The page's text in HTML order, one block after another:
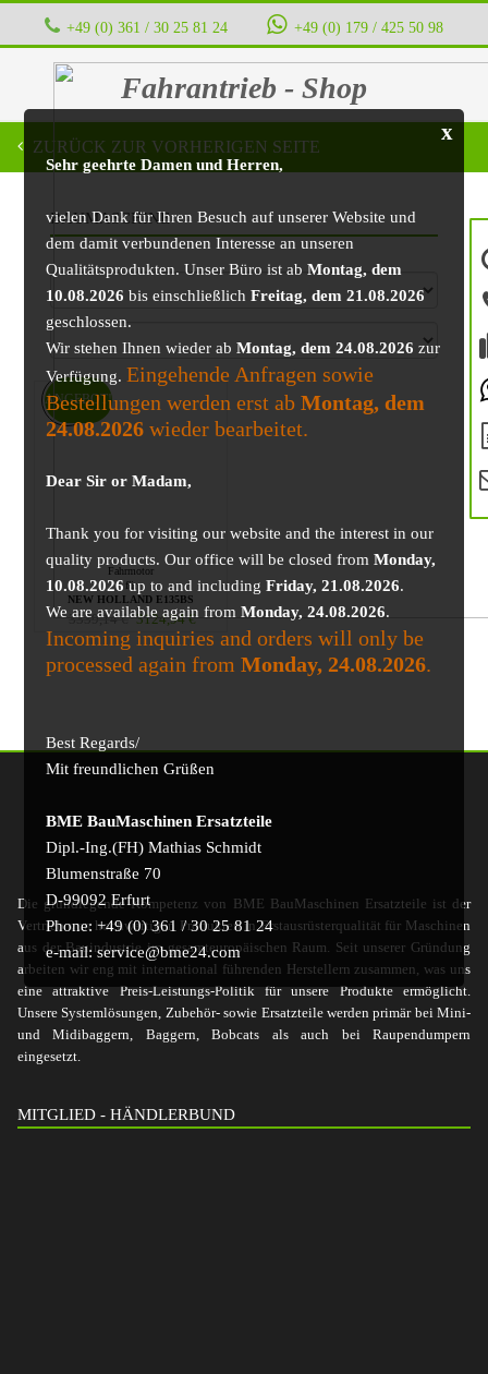
+49 (0) 361 / 30 25 81 24 ‭ ‭ ‭ ‭ +49 (0) 179 / 425 50 98
Fahrantrieb - Shop
x
Sehr geehrte Damen und Herren,
vielen Dank für Ihren Besuch auf unserer Website und
dem damit verbundenen Interesse an unseren
Qualitätsprodukten. Unser Büro ist abMontag, dem
10.08.2026 bis einschließlichFreitag, dem 21.08.2026
geschlossen.
Wir stehen Ihnen wieder abMontag, dem 24.08.2026 zur
Verfügung. Eingehende Anfragen sowie
Bestellungen werden erst abMontag, dem
24.08.2026 wieder bearbeitet.
Dear Sir or Madam,
Thank you for visiting our website and the interest in our
quality products. Our office will be closed fromMonday,
10.08.2026up to and includingFriday, 21.08.2026.
We are available again fromMonday, 24.08.2026.
Incoming inquiries and orders will only be
processed again fromMonday, 24.08.2026.
Best Regards/
Mit freundlichen Grüßen
BME BauMaschinen Ersatzteile
Dipl.-Ing.(FH) Mathias Schmidt
Blumenstraße 70
D-99092 Erfurt
Phone: +49 (0) 361 / 30 25 81 24
e-mail: service@bme24.com
ZURÜCK ZUR VORHERIGEN SEITE
BAUMASCHINE
Fahrmotor
für
NEW HOLLAND E135BS
3339,14€ 3124,94€
ANGEBOT!
Die grundlegende Kompetenz von BME BauMaschinen Ersatzteile ist der
Vertrieb von hochwertigen Produkten in Erstausrüsterqualität für Maschinen
aus der Bauindustrie im gesamteuropäischen Raum. Seit unserer Gründung
arbeiten wir eng mit international führenden Herstellern zusammen, was uns
eine attraktive Preis-Leistungs-Politik für unsere Produkte ermöglicht.
Unsere Systemlösungen, Zubehör- sowie Ersatzteile werden primär bei Mini-
und Midibaggern, Baggern, Bobcats als auch bei Raupendumpern
eingesetzt.
MITGLIED - HÄNDLERBUND